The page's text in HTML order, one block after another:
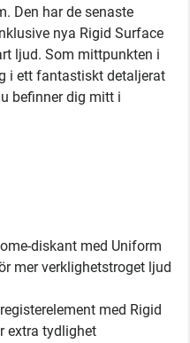
Den har de senaste
nya Rigid Surface
ljud. Som mittpunkten i
i ett fantastiskt detaljerat
befinner dig mitt i
diskant med Uniform
mer verklighetstroget ljud
med Rigid
extra tydlighet